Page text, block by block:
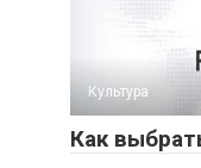
Культура
Как